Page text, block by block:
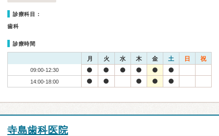
診療科目：
歯科
診療時間
月 火 水 木 金 土 日 祝
09:00-12:30
14:00-18:00
寺島歯科医院